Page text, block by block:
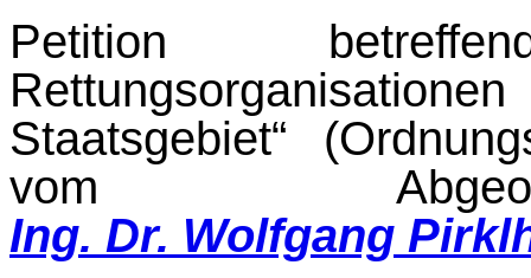
Petition
Staatsgebiet“
vom
Ing. Dr. Wolfgang